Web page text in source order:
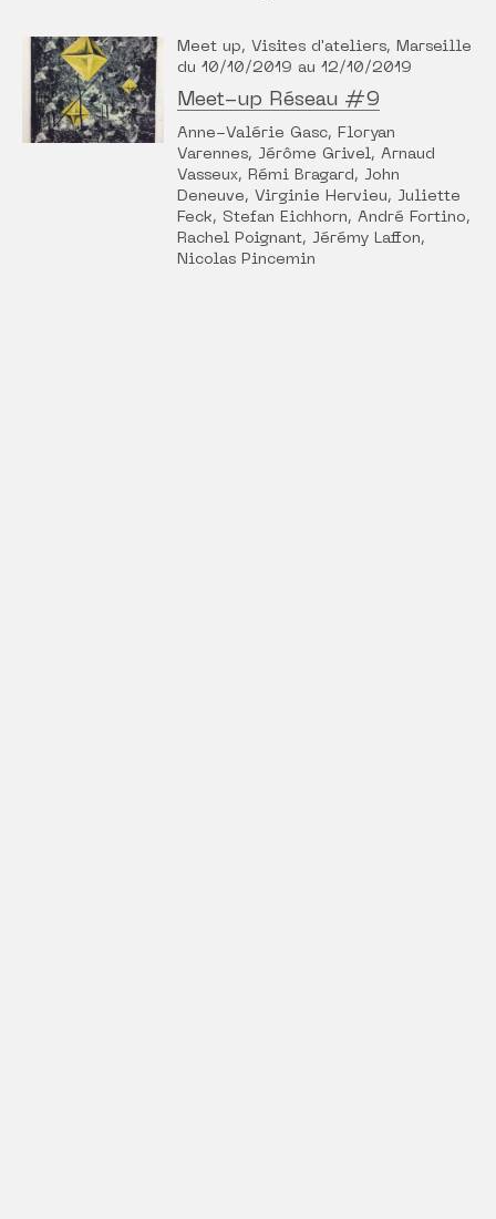
Meet up, Visites d'ateliers, Marseille
du 10/10/2019 au 12/10/2019
Meet-up Réseau #9
Anne-Valérie Gasc, Floryan
Varennes, Jérôme Grivel, Arnaud
Vasseux, Rémi Bragard, John
Deneuve, Virginie Hervieu, Juliette
Feck, Stefan Eichhorn, André Fortino,
Rachel Poignant, Jérémy Laffon,
Nicolas Pincemin